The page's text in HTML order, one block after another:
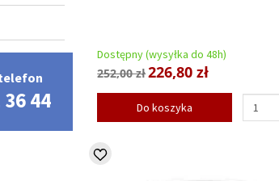
Dostępny (wysyłka do 48h)
252,00 zł226,80 zł
Do koszyka
44